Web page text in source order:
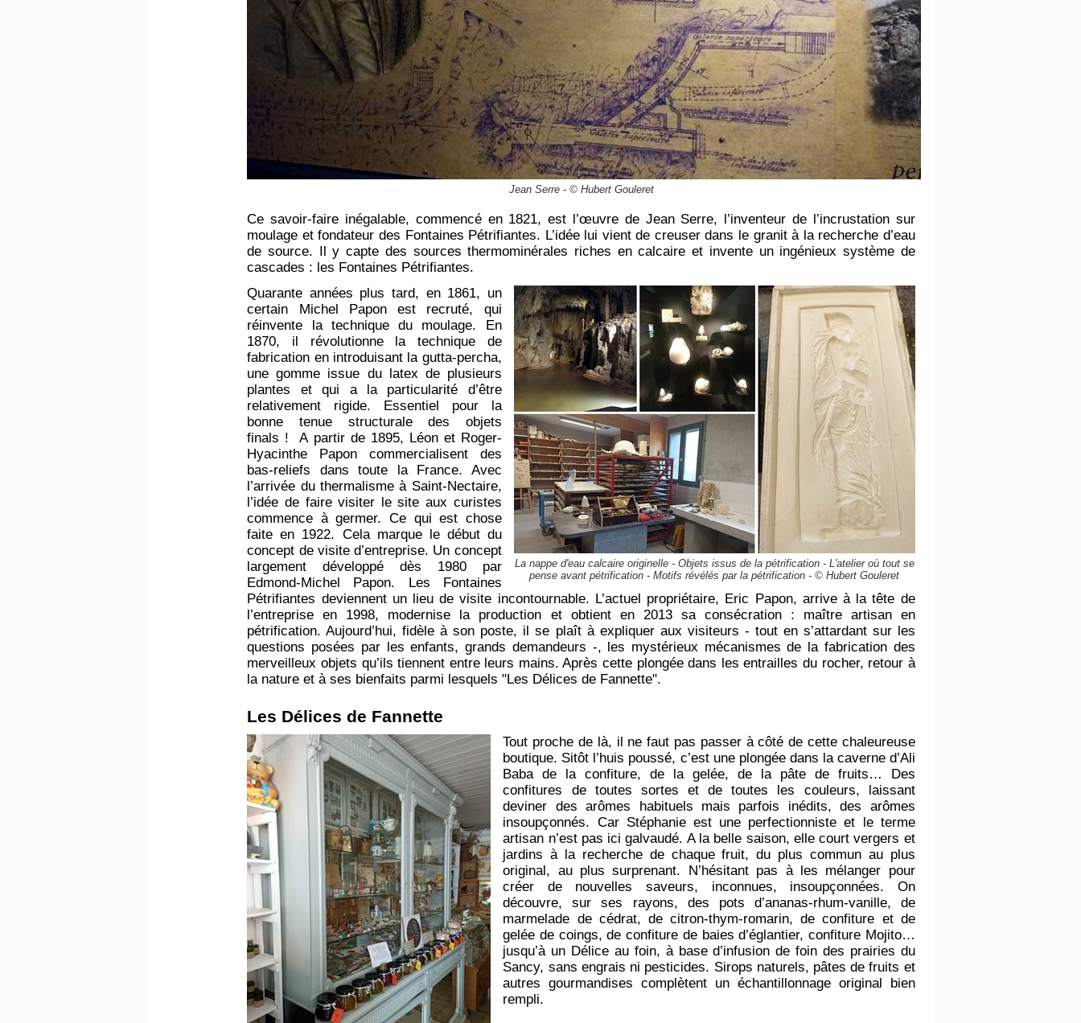
Jean Serre - © Hubert Gouleret
Ce savoir-faire inégalable, commencé en 1821, est l’œuvre de Jean Serre, l’inventeur de l’incrustation sur
moulage et fondateur des Fontaines Pétrifiantes. L’idée lui vient de creuser dans le granit à la recherche d’eau
de source. Il y capte des sources thermominérales riches en calcaire et invente un ingénieux système de
cascades : les Fontaines Pétrifiantes.
La nappe d'eau calcaire originelle - Objets issus de la pétrification - L'atelier où tout se
pense avant pétrification - Motifs révélés par la pétrification - © Hubert Gouleret
Quarante années plus tard, en 1861, un
certain Michel Papon est recruté, qui
réinvente la technique du moulage. En
1870, il révolutionne la technique de
fabrication en introduisant la gutta-percha,
une gomme issue du latex de plusieurs
plantes et qui a la particularité d’être
relativement rigide. Essentiel pour la
bonne tenue structurale des objets
finals ! A partir de 1895, Léon et Roger-
Hyacinthe Papon commercialisent des
bas-reliefs dans toute la France. Avec
l’arrivée du thermalisme à Saint-Nectaire,
l’idée de faire visiter le site aux curistes
commence à germer. Ce qui est chose
faite en 1922. Cela marque le début du
concept de visite d’entreprise. Un concept
largement développé dès 1980 par
Edmond-Michel Papon. Les Fontaines
Pétrifiantes deviennent un lieu de visite incontournable. L’actuel propriétaire, Eric Papon, arrive à la tête de
l’entreprise en 1998, modernise la production et obtient en 2013 sa consécration : maître artisan en
pétrification. Aujourd’hui, fidèle à son poste, il se plaît à expliquer aux visiteurs - tout en s’attardant sur les
questions posées par les enfants, grands demandeurs -, les mystérieux mécanismes de la fabrication des
merveilleux objets qu’ils tiennent entre leurs mains. Après cette plongée dans les entrailles du rocher, retour à
la nature et à ses bienfaits parmi lesquels "Les Délices de Fannette".
Les Délices de Fannette
Tout proche de là, il ne faut pas passer à côté de cette chaleureuse
boutique. Sitôt l’huis poussé, c’est une plongée dans la caverne d’Ali
Baba de la confiture, de la gelée, de la pâte de fruits… Des
confitures de toutes sortes et de toutes les couleurs, laissant
deviner des arômes habituels mais parfois inédits, des arômes
insoupçonnés. Car Stéphanie est une perfectionniste et le terme
artisan n’est pas ici galvaudé. A la belle saison, elle court vergers et
jardins à la recherche de chaque fruit, du plus commun au plus
original, au plus surprenant. N’hésitant pas à les mélanger pour
créer de nouvelles saveurs, inconnues, insoupçonnées. On
découvre, sur ses rayons, des pots d’ananas-rhum-vanille, de
marmelade de cédrat, de citron-thym-romarin, de confiture et de
gelée de coings, de confiture de baies d’églantier, confiture Mojito…
jusqu’à un Délice au foin, à base d’infusion de foin des prairies du
Sancy, sans engrais ni pesticides. Sirops naturels, pâtes de fruits et
autres gourmandises complètent un échantillonnage original bien
rempli.